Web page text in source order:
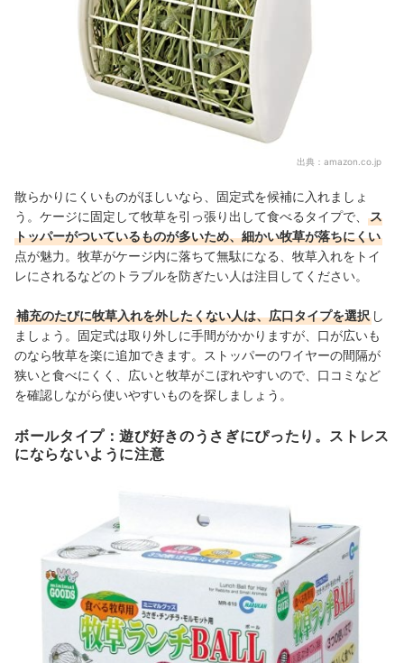
出典： amazon.co.jp
散らかりにくいものがほしいなら、固定式を候補に入れましょ
う。ケージに固定して牧草を引っ張り出して食べるタイプで、
ス
トッパーがついているものが多いため、細かい牧草が落ちにくい
点が魅力。牧草がケージ内に落ちて無駄になる、牧草入れをトイ
レにされるなどのトラブルを防ぎたい人は注目してください。
補充のたびに牧草入れを外したくない人は、広口タイプを選択 し
ましょう。固定式は取り外しに手間がかかりますが、口が広いも
のなら牧草を楽に追加できます。ストッパーのワイヤーの間隔が
狭いと食べにくく、広いと牧草がこぼれやすいので、口コミなど
を確認しながら使いやすいものを探しましょう。
ボールタイプ：遊び好きのうさぎにぴったり。ストレス
にならないように注意